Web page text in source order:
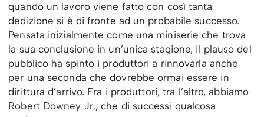
quando un lavoro viene fatto con così tanta
dedizione si è di fronte ad un probabile successo.
Pensata inizialmente come una miniserie che trova
la sua conclusione in un’unica stagione, il plauso del
pubblico ha spinto i produttori a rinnovarla anche
per una seconda che dovrebbe ormai essere in
dirittura d’arrivo. Fra i produttori, tra l’altro, abbiamo
Robert Downey Jr., che di successi qualcosa